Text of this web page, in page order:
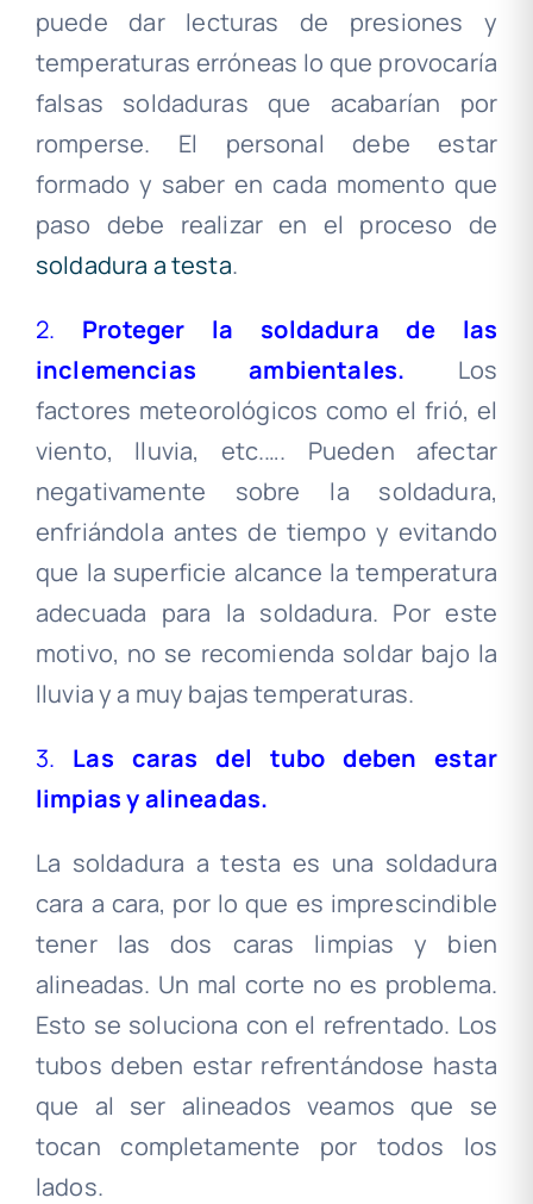
puede dar lecturas de presiones y
temperaturas erróneas lo que provocaría
falsas soldaduras que acabarían por
romperse. El personal debe estar
formado y saber en cada momento que
paso debe realizar en el proceso de
soldadura a testa.
2.
Proteger la soldadura de las
inclemencias ambientales.
Los
factores meteorológicos como el frió, el
viento, lluvia, etc.…. Pueden afectar
negativamente sobre la soldadura,
enfriándola antes de tiempo y evitando
que la superficie alcance la temperatura
adecuada para la soldadura. Por este
motivo, no se recomienda soldar bajo la
lluvia y a muy bajas temperaturas.
3. Las caras del tubo deben estar
limpias y alineadas.
La soldadura a testa es una soldadura
cara a cara, por lo que es imprescindible
tener las dos caras limpias y bien
alineadas. Un mal corte no es problema.
Esto se soluciona con el refrentado. Los
tubos deben estar refrentándose hasta
que al ser alineados veamos que se
tocan completamente por todos los
lados.